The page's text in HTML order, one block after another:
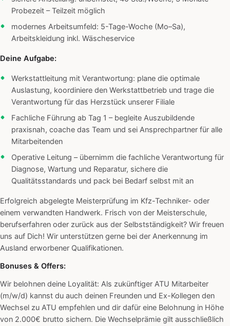
Probezeit – Teilzeit möglich
modernes Arbeitsumfeld: 5-Tage-Woche (Mo–Sa),
Arbeitskleidung inkl. Wäscheservice
Deine Aufgabe:
Werkstattleitung mit Verantwortung: plane die optimale
Auslastung, koordiniere den Werkstattbetrieb und trage die
Verantwortung für das Herzstück unserer Filiale
Fachliche Führung ab Tag 1 – begleite Auszubildende
praxisnah, coache das Team und sei Ansprechpartner für alle
Mitarbeitenden
Operative Leitung – übernimm die fachliche Verantwortung für
Diagnose, Wartung und Reparatur, sichere die
Qualitätsstandards und pack bei Bedarf selbst mit an
Erfolgreich abgelegte Meisterprüfung im Kfz-Techniker- oder
einem verwandten Handwerk. Frisch von der Meisterschule,
berufserfahren oder zurück aus der Selbstständigkeit? Wir freuen
uns auf Dich! Wir unterstützen gerne bei der Anerkennung im
Ausland erworbener Qualifikationen.
Bonuses & Offers:
Wir belohnen deine Loyalität: Als zukünftiger ATU Mitarbeiter
(m/w/d) kannst du auch deinen Freunden und Ex-Kollegen den
Wechsel zu ATU empfehlen und dir dafür eine Belohnung in Höhe
von 2.000€ brutto sichern. Die Wechselprämie gilt ausschließlich